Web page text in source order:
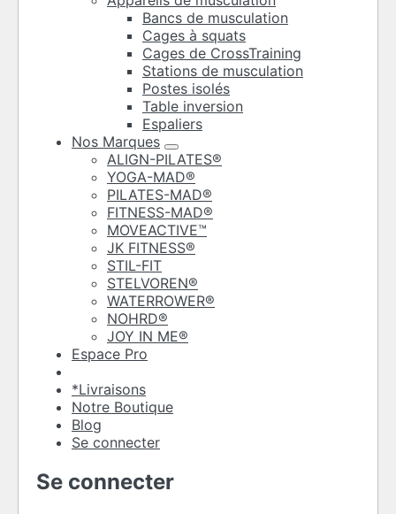
Bancs de musculation
Cages à squats
Cages de CrossTraining
Stations de musculation
Postes isolés
Table inversion
Espaliers
Nos Marques
ALIGN-PILATES®
YOGA-MAD®
PILATES-MAD®
FITNESS-MAD®
MOVEACTIVE™
JK FITNESS®
STIL-FIT
STELVOREN®
WATERROWER®
NOHRD®
JOY IN ME®
Espace Pro
*Livraisons
Notre Boutique
Blog
Se connecter
Se connecter